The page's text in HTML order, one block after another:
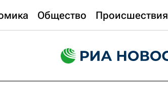
Общество Происшествия